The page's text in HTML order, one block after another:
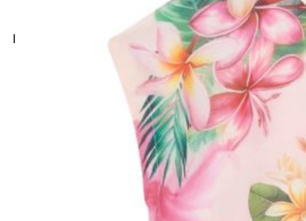
I migliori brand per il tuo outfit ideale.
Autunno Inverno
Primavera Estate